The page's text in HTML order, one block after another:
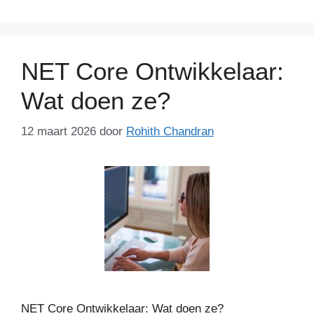
NET Core Ontwikkelaar:
Wat doen ze?
12 maart 2026 door Rohith Chandran
NET Core Ontwikkelaar: Wat doen ze?